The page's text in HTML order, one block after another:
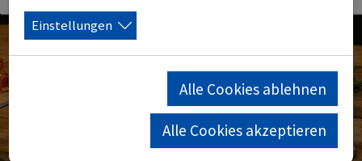
Einstellungen
Alle Cookies ablehnen
Alle Cookies akzeptieren